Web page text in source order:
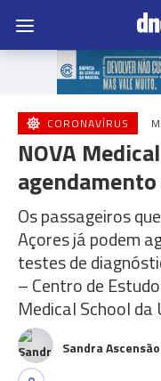
CORONAVÍRUS
NOVA
Os passageiros
Açores já podem
testes de
– Centro de
Medical School da
Sandra